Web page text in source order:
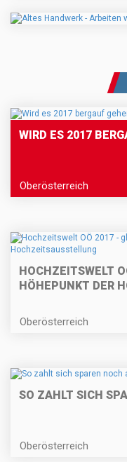
WIRD ES 2017
Oberösterreich
HOCHZEITSWELT
HÖHEPUNKT DER
Oberösterreich
SO ZAHLT SICH
Oberösterreich